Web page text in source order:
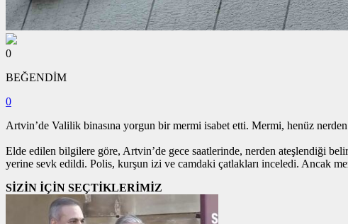
0
BEĞENDİM
0
Artvin’de Valilik binasına yorgun bir mermi isabet etti. Mermi, henüz
Elde edilen bilgilere göre, Artvin’de gece saatlerinde, nerden ateşlendiği
yerine sevk edildi. Polis, kurşun izi ve camdaki çatlakları inceledi. Ancak
SİZİN İÇİN SEÇTİKLERİMİZ